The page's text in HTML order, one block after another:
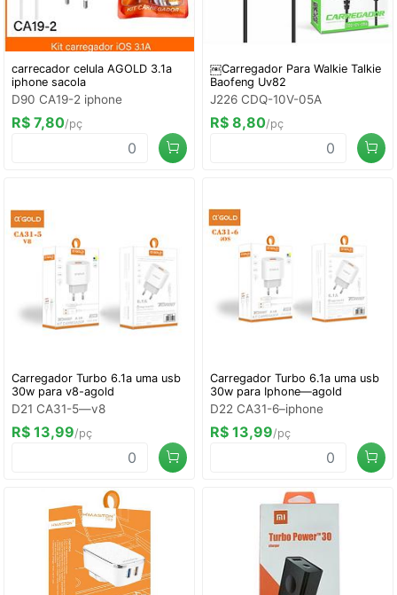
carrecador celula AGOLD 3.1a
iphone sacola
D90 CA19-2 iphone
R$ 7,80/pç
￼Carregador Para Walkie Talkie
Baofeng Uv82
J226 CDQ-10V-05A
R$ 8,80/pç
Carregador Turbo 6.1a uma usb
30w para v8-agold
D21 CA31-5—v8
R$ 13,99/pç
Carregador Turbo 6.1a uma usb
30w para Iphone—agold
D22 CA31-6–iphone
R$ 13,99/pç